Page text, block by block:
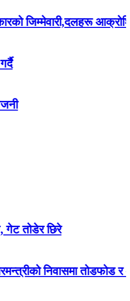
आक्रोशित
छिरे
तोडफोड र आगजनी